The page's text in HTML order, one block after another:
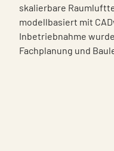
skalierbare
modellbasiert mit
Inbetriebnahme
Fachplanung und